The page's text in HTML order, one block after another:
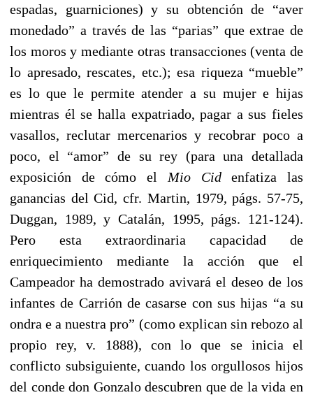
espadas, guarniciones) y su obtención de “aver
monedado” a través de las “parias” que extrae de
los moros y mediante otras transacciones (venta de
lo apresado, rescates, etc.); esa riqueza “mueble”
es lo que le permite atender a su mujer e hijas
mientras él se halla expatriado, pagar a sus fieles
vasallos, reclutar mercenarios y recobrar poco a
poco, el “amor” de su rey (para una detallada
exposición de cómo el Mio Cidenfatiza las
ganancias del Cid, cfr. Martin, 1979, págs. 57-75,
Duggan, 1989, y Catalán, 1995, págs. 121-124).
Pero esta extraordinaria capacidad de
enriquecimiento mediante la acción que el
Campeador ha demostrado avivará el deseo de los
infantes de Carrión de casarse con sus hijas “a su
ondra e a nuestra pro” (como explican sin rebozo al
propio rey, v. 1888), con lo que se inicia el
conflicto subsiguiente, cuando los orgullosos hijos
del conde don Gonzalo descubren que de la vida en